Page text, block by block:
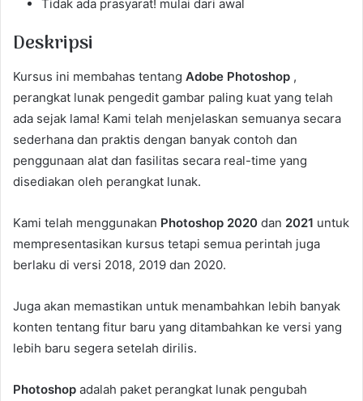
Tidak ada prasyarat! mulai dari awal
Deskripsi
Kursus ini membahas tentang Adobe Photoshop ,
perangkat lunak pengedit gambar paling kuat yang telah
ada sejak lama! Kami telah menjelaskan semuanya secara
sederhana dan praktis dengan banyak contoh dan
penggunaan alat dan fasilitas secara real-time yang
disediakan oleh perangkat lunak.
Kami telah menggunakan Photoshop 2020 dan 2021 untuk
mempresentasikan kursus tetapi semua perintah juga
berlaku di versi 2018, 2019 dan 2020.
Juga akan memastikan untuk menambahkan lebih banyak
konten tentang fitur baru yang ditambahkan ke versi yang
lebih baru segera setelah dirilis.
Photoshop adalah paket perangkat lunak pengubah